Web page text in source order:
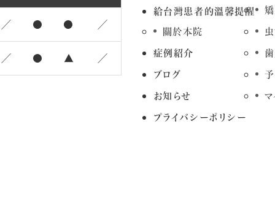
／ ● ● ／
／ ● ▲ ／
給台灣患者的溫馨提醒
關於本院
症例紹介
ブログ
お知らせ
プライバシーポリシー